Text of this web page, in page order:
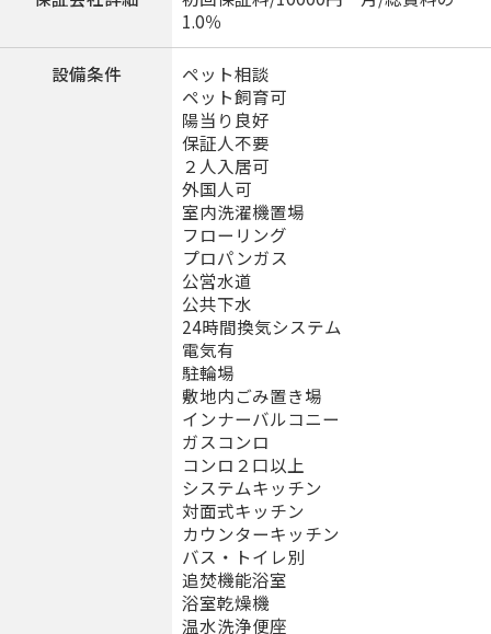
1.0％
設備条件
ペット相談
ペット飼育可
陽当り良好
保証人不要
２人入居可
外国人可
室内洗濯機置場
フローリング
プロパンガス
公営水道
公共下水
24時間換気システム
電気有
駐輪場
敷地内ごみ置き場
インナーバルコニー
ガスコンロ
コンロ２口以上
システムキッチン
対面式キッチン
カウンターキッチン
バス・トイレ別
追焚機能浴室
浴室乾燥機
温水洗浄便座